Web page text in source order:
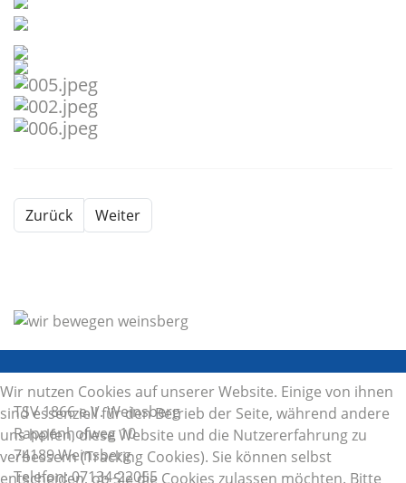
Zurück Weiter
TSV 1866 e.V. Weinsberg
Rappenhofweg 10
74189 Weinsberg
Telefon: 07134-22055
Wir nutzen Cookies auf unserer Website. Einige von ihnen
sind essenziell für den Betrieb der Seite, während andere
uns helfen, diese Website und die Nutzererfahrung zu
verbessern (Tracking Cookies). Sie können selbst
entscheiden, ob Sie die Cookies zulassen möchten. Bitte